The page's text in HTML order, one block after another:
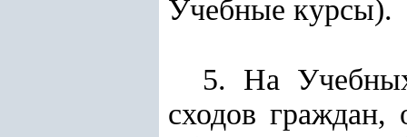
Учебные курсы).
5. На
сходов граждан,